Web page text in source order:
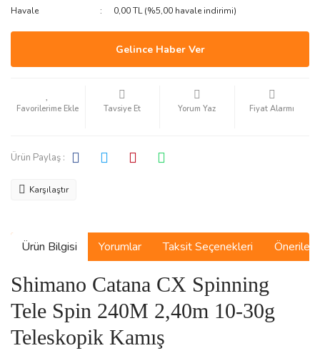
Havale
0,00 TL (%5,00 havale indirimi)
Gelince Haber Ver
Tavsiye Et Yorum Yaz Fiyat Alarmı
Ürün Paylaş :
Karşılaştır
Ürün Bilgisi Yorumlar Taksit Seçenekleri
Shimano Catana CX Spinning
Tele Spin 240M 2,40m 10-30g
Teleskopik Kamış